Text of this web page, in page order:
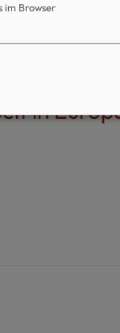
in
im Browser